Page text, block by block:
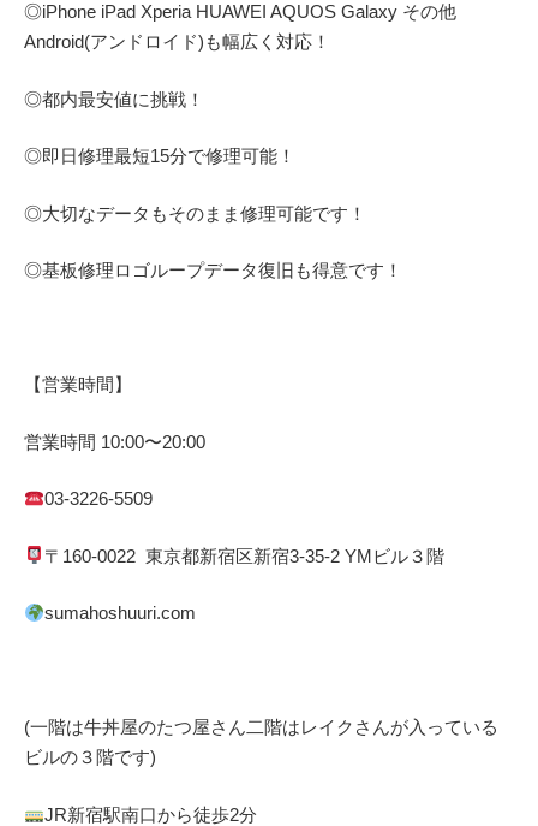
◎iPhone iPad Xperia HUAWEI AQUOS Galaxy その他
Android(アンドロイド) も幅広く対応！
◎都内最安値に挑戦！
◎即日修理最短15分で修理可能！
◎大切なデータもそのまま修理可能です！
◎基板修理ロゴループデータ復旧も得意です！
【営業時間】
営業時間 10:00〜20:00
03-3226-5509
〒 160-0022 東京都新宿区新宿3-35-2 YMビル３階
sumahoshuuri.com
(一階は牛丼屋のたつ屋さん二階はレイクさんが入っている
ビルの３階です)
JR新宿駅南口から徒歩2分